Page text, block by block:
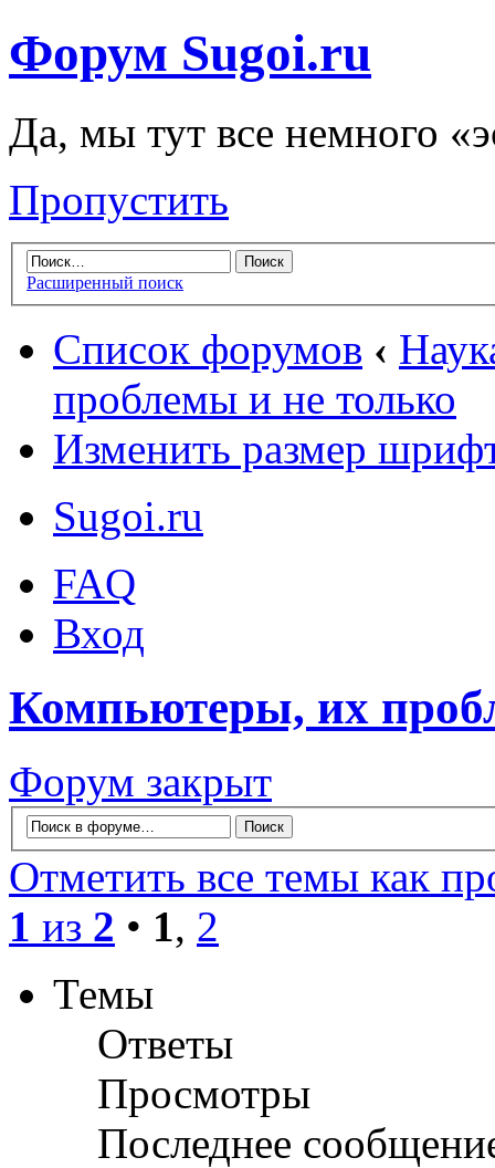
Форум Sugoi.ru
Да, мы тут все немного
Пропустить
Расширенный поиск
Список форумов ‹
проблемы и не только
Изменить размер
Sugoi.ru
FAQ
Вход
Компьютеры, их
Форум закрыт
Отметить все темы как
1 из 2 • 1, 2
Темы
Ответы
Просмотры
Последнее